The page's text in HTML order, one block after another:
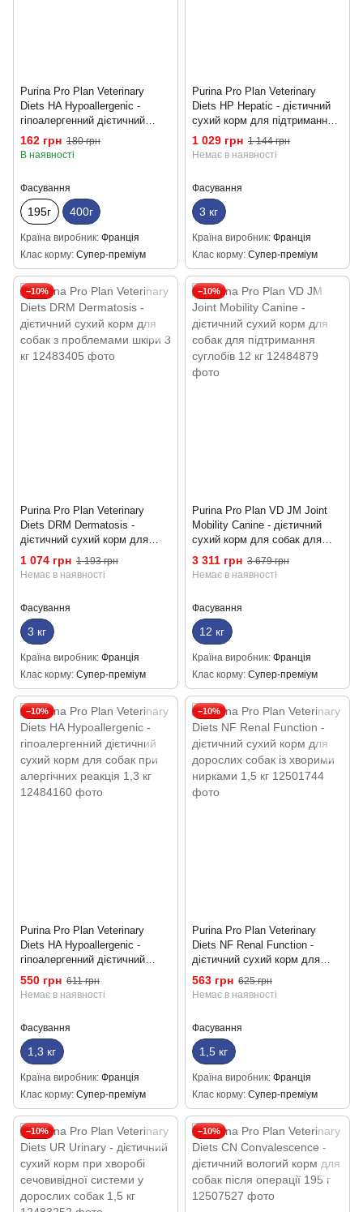
Purina Pro Plan Veterinary
Diets HA Hypoallergenic -
гіпоалергенний дієтичний
вологий корм для собак із
чутливим травленням 400 г
162 грн 180 грн
В наявності
Фасування
195г 400г
Країна виробник Франція
Клас корму Супер-преміум
Purina Pro Plan Veterinary
Diets HP Hepatic - дієтичний
сухий корм для підтримання
функції печінки у собак 3 кг
1 029 грн 1 144 грн
Немає в наявності
Фасування
3 кг
Країна виробник Франція
Клас корму Супер-преміум
−10%
Purina Pro Plan Veterinary
Diets DRM Dermatosis -
дієтичний сухий корм для
собак з проблемами шкіри 3 кг
1 074 грн 1 193 грн
Немає в наявності
Фасування
3 кг
Країна виробник Франція
Клас корму Супер-преміум
−10%
Purina Pro Plan VD JM Joint
Mobility Canine - дієтичний
сухий корм для собак для
підтримання суглобів 12 кг
3 311 грн 3 679 грн
Немає в наявності
Фасування
12 кг
Країна виробник Франція
Клас корму Супер-преміум
−10%
Purina Pro Plan Veterinary
Diets HA Hypoallergenic -
гіпоалергенний дієтичний
сухий корм для собак при
алергічних реакція 1,3 кг
550 грн 611 грн
Немає в наявності
Фасування
1,3 кг
Країна виробник Франція
Клас корму Супер-преміум
−10%
Purina Pro Plan Veterinary
Diets NF Renal Function -
дієтичний сухий корм для
дорослих собак із хворими
нирками 1,5 кг
563 грн 625 грн
Немає в наявності
Фасування
1,5 кг
Країна виробник Франція
Клас корму Супер-преміум
−10% −10%